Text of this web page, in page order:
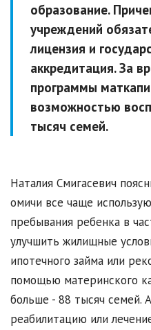
образование.
учреждений
лицензия и
аккредитация. За
программы
возможностью
тысяч семей.
Наталия Смигасевич
омичи все чаще
пребывания ребенка в
улучшить жилищные
ипотечного займа или
помощью материнского
больше - 88 тысяч семей.
реабилитацию или